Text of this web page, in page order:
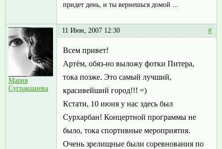
придет день, и ты вернешься домой ...
Мария
Сугракшиева
11 Июн, 2007 12:30 #
Всем привет!
Артём, обяз-но выложу фотки Питера,
тока позже. Это самый лучший,
красивейший город!!! =)
Кстати, 10 июня у нас здесь был
Сурхарбан! Концертной программы не
было, тока спортивные мероприятия.
Очень зрелищные были соревнования по